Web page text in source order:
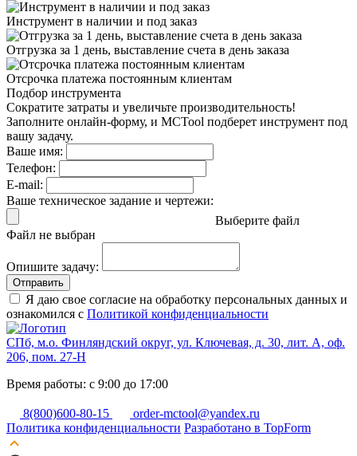
Инструмент в наличии и под заказ
Отгрузка за 1 день, выставление счета в день заказа
Отсрочка платежа постоянным клиентам
Подбор инструмента
Сократите затраты и увеличьте производительность!
Заполните онлайн-форму, и MCTool подберет инструмент под
вашу задачу.
Ваше имя:
Телефон:
E-mail:
Ваше техническое задание и чертежи:
Выберите файл
Файл не выбран
Опишите задачу:
Отправить
Я даю свое согласие на обработку персональных данных и
ознакомился с Политикой конфиденциальности
СПб, м.о. Финляндский округ, ул. Ключевая, д. 30, лит. А, оф.
206, пом. 27-Н
Время работы: с 9:00 до 17:00
8(800)600-80-15
order-mctool@yandex.ru
Политика конфиденциальности Разработано в TopForm